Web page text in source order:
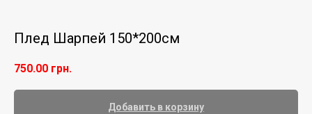
Плед Шарпей 150*200см
750.00 грн.
Добавить в корзину